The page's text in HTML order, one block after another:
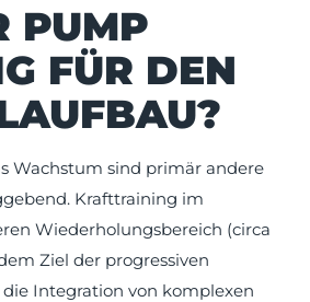
PUMP
FÜR DEN
Wachstum sind primär andere
Krafttraining im
Wiederholungsbereich (circa
Ziel der progressiven
Integration von komplexen